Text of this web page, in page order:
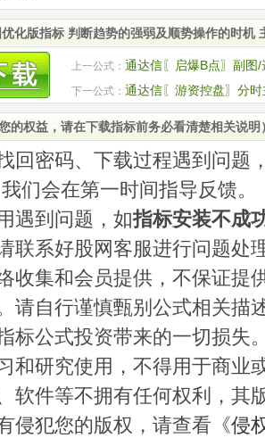
化版指标 判断趋势的强弱及顺势操作的时机
上一公式： 通达信〖启爆B点〗副图
号 源码
下一公式： 通达信〖游资控盘〗分
位 源码
的权益，请在下载指标前务必看清楚相关说明
回密码、下载过程遇到问题
我们会在第一时间指导反馈。
遇到问题，如指标安装不成
联系好股网客服进行问题处
收集和会员提供，不保证提
请自行谨慎甄别公式相关描
标公式投资带来的一切损失
和研究使用，不得用于商业
软件等不拥有任何权利，其
侵犯您的版权，请查看《侵